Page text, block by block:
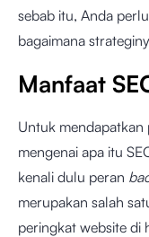
sebab itu, Anda
bagaimana
Manfaat
Untuk mendapatkan
mengenai apa itu
kenali dulu peran
merupakan salah
peringkat website di